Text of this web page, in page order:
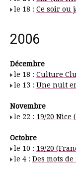
le 18 : Ce soir ou
2006
Décembre
le 18 : Culture
le 13 : Une nuit
Novembre
le 22 : 19/20 Nice
Octobre
le 10 : 19/20
le 4 : Des mots